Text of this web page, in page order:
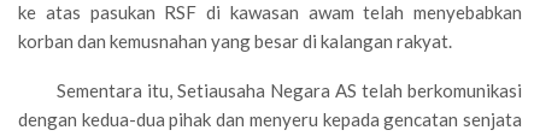
ke atas pasukan RSF di kawasan awam telah menyebabkan
korban dan kemusnahan yang besar di kalangan rakyat.
Sementara itu, Setiausaha Negara AS telah berkomunikasi
dengan kedua-dua pihak dan menyeru kepada gencatan senjata